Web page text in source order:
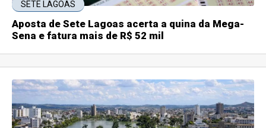
SETE LAGOAS
Aposta de Sete Lagoas acerta a quina da Mega-
Sena e fatura mais de R$ 52 mil